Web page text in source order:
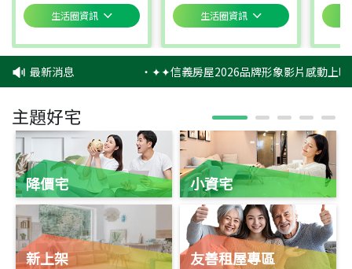
生活圈資訊 生活圈資訊
最新消息 ‧✦✦信義房屋2026品牌形象影片感動上
主題好宅
降價宅
新上架
小資宅
友善租屋專區